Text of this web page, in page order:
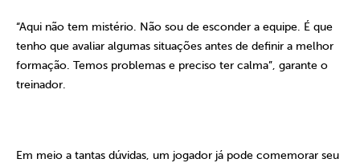
“Aqui não tem mistério. Não sou de esconder a equipe. É que
tenho que avaliar algumas situações antes de definir a melhor
formação. Temos problemas e preciso ter calma”, garante o
treinador.
Em meio a tantas dúvidas, um jogador já pode comemorar seu